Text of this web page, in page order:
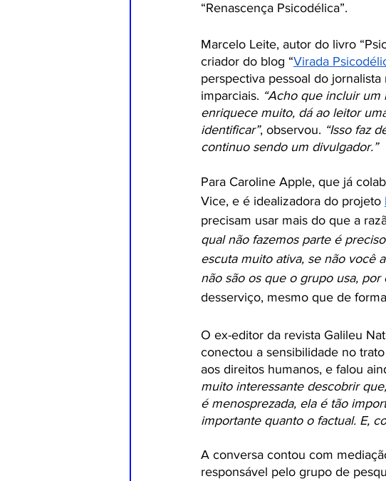
“Renascença Psicodélica”.
Marcelo Leite, autor do livro
criador do blog “Virada
perspectiva pessoal do
imparciais. “Acho que incluir
enriquece muito, dá ao leitor
identificar”, observou. “Isso faz
continuo sendo um divulgador.”
Para Caroline Apple, que já
Vice, e é idealizadora do projeto
precisam usar mais do que a
qual não fazemos parte é
escuta muito ativa, se não você
não são os que o grupo usa, por
desserviço, mesmo que de
O ex-editor da revista Galileu
conectou a sensibilidade no
aos direitos humanos, e falou
muito interessante descobrir
é menosprezada, ela é tão
importante quanto o factual. E,
A conversa contou com
responsável pelo grupo de